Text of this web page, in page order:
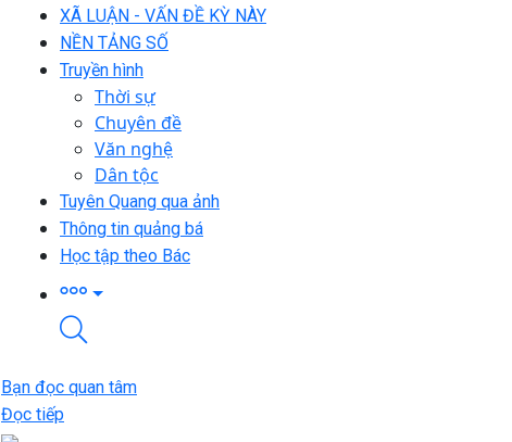
XÃ LUẬN - VẤN ĐỀ KỲ NÀY
NỀN TẢNG SỐ
Truyền hình
Thời sự
Chuyên đề
Văn nghệ
Dân tộc
Tuyên Quang qua ảnh
Thông tin quảng bá
Học tập theo Bác
Bạn đọc quan tâm
Đọc tiếp